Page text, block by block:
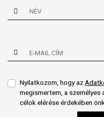
Nyilatkozom, hogy az
megismertem, a
célok elérése érdekében